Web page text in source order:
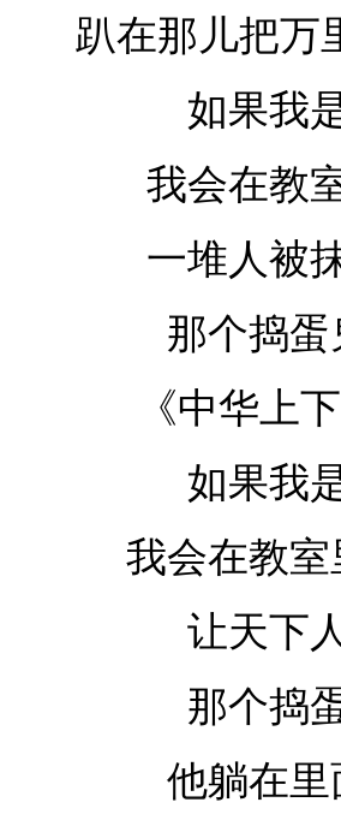
趴在那儿把万
如果我
我会在教
一堆人被
那个捣
《中华上下
如果我
我会在教
让天下
那个捣
他躺在